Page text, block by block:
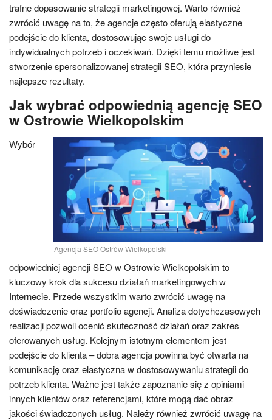
trafne dopasowanie strategii marketingowej. Warto również
zwrócić uwagę na to, że agencje często oferują elastyczne
podejście do klienta, dostosowując swoje usługi do
indywidualnych potrzeb i oczekiwań. Dzięki temu możliwe jest
stworzenie spersonalizowanej strategii SEO, która przyniesie
najlepsze rezultaty.
Jak wybrać odpowiednią agencję SEO
w Ostrowie Wielkopolskim
Agencja SEO Ostrów Wielkopolski
Wybór
odpowiedniej agencji SEO w Ostrowie Wielkopolskim to
kluczowy krok dla sukcesu działań marketingowych w
Internecie. Przede wszystkim warto zwrócić uwagę na
doświadczenie oraz portfolio agencji. Analiza dotychczasowych
realizacji pozwoli ocenić skuteczność działań oraz zakres
oferowanych usług. Kolejnym istotnym elementem jest
podejście do klienta – dobra agencja powinna być otwarta na
komunikację oraz elastyczna w dostosowywaniu strategii do
potrzeb klienta. Ważne jest także zapoznanie się z opiniami
innych klientów oraz referencjami, które mogą dać obraz
jakości świadczonych usług. Należy również zwrócić uwagę na